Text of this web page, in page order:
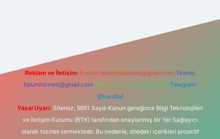
Reklam ve İletişim: E-mail: backlinkpaneli@gmail.com Teams:
forumhizmeti@gmail.com Whatsapp: 0262 606 0 726 Telegram:
@karabul
Yasal Uyarı: Sitemiz, 5651 Sayılı Kanun gereğince Bilgi Teknolojileri
ve İletişim Kurumu (BTK) tarafından onaylanmış bir Yer Sağlayıcı
olarak hizmet vermektedir. Bu nedenle, sitedeki içerikleri proaktif